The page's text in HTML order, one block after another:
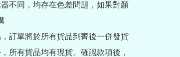
不同，均存在色差問題，如果對顏
訂單將於所有貨品到齊後一併發貨
所有貨品均有現貨。確認款項後，